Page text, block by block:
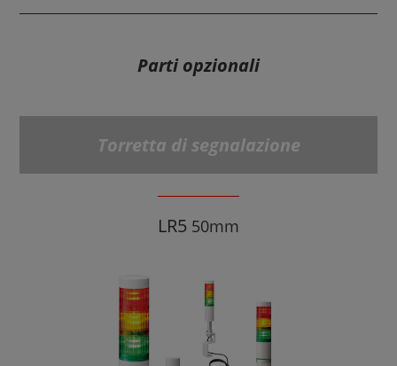
Parti opzionali
Torretta di segnalazione
LR5 50mm